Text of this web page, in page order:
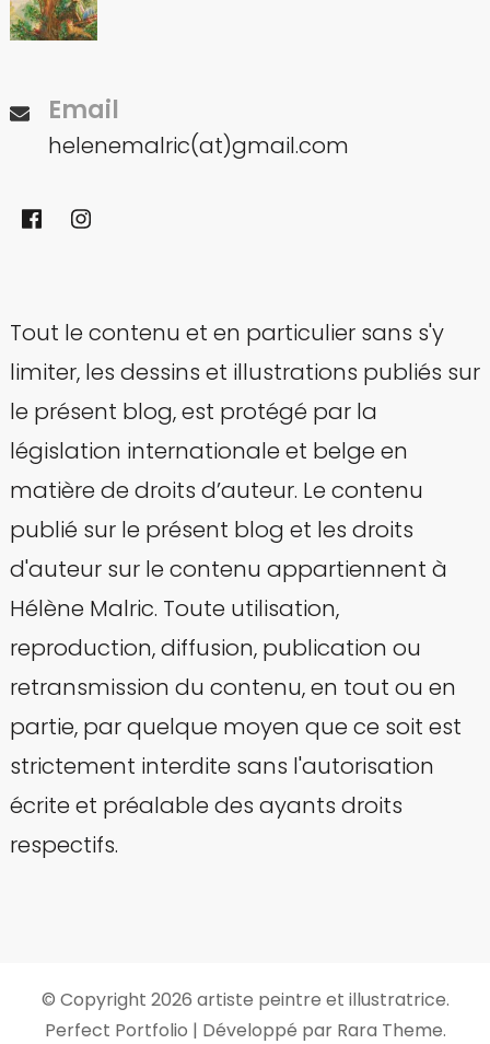
Email
helenemalric(at)gmail.com
Tout le contenu et en particulier sans s'y
limiter, les dessins et illustrations publiés sur
le présent blog, est protégé par la
législation internationale et belge en
matière de droits d’auteur. Le contenu
publié sur le présent blog et les droits
d'auteur sur le contenu appartiennent à
Hélène Malric. Toute utilisation,
reproduction, diffusion, publication ou
retransmission du contenu, en tout ou en
partie, par quelque moyen que ce soit est
strictement interdite sans l'autorisation
écrite et préalable des ayants droits
respectifs.
© Copyright 2026 artiste peintre et illustratrice.
Perfect Portfolio | Développé par Rara Theme.